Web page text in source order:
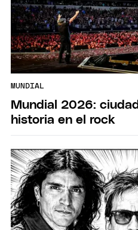
MUNDIAL
Mundial 2026:
historia en el rock